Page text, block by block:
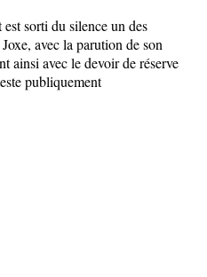
sorti du silence un des
avec la parution de son
ainsi avec le devoir de réserve
publiquement